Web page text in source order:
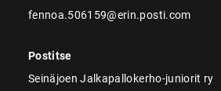
fennoa.506159@erin.posti.com
Postitse
Seinäjoen Jalkapallokerho-juniorit ry